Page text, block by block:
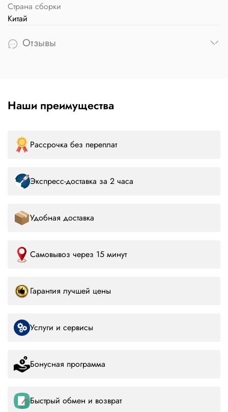
Страна сборки
Китай
Отзывы
Наши преимущества
Рассрочка без переплат
Экспресс-доставка за 2 часа
Удобная доставка
Самовывоз через 15 минут
Гарантия лучшей цены
Услуги и сервисы
Бонусная программа
Быстрый обмен и возврат